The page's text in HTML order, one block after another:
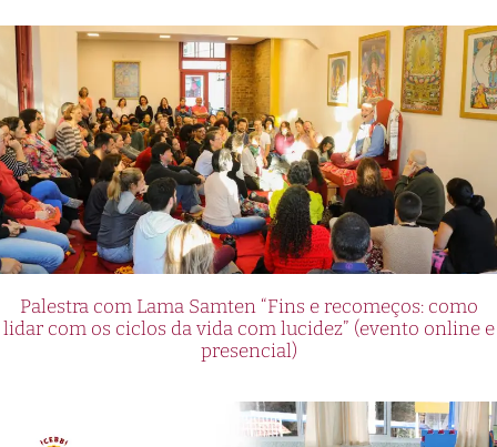
Palestra com Lama Samten “Fins e recomeços: como
lidar com os ciclos da vida com lucidez” (evento online e
presencial)